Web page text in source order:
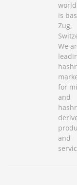
is
Zug,
We
for
and
and